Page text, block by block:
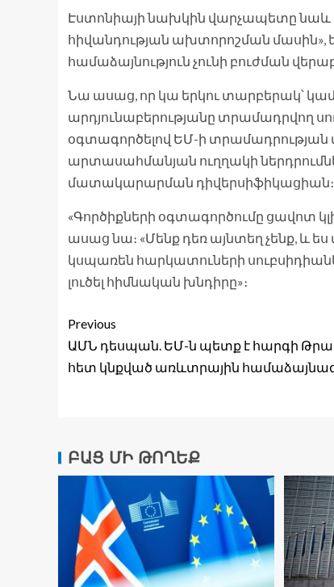
Էստոնիայի նախկին վարչապետը
հիվանդության ախտորոշման մասին»,
համաձայնություն չունի բուժման
Նա ասաց, որ կա երկու տարբերակ՝ կամ
արդյունաբերությանը տրամադրվող
օգտագործելով ԵՄ-ի տրամադրության
արտասահմանյան ուղղակի
մատակարարման դիվերսիֆիկացիան։
«Գործիքների օգտագործումը ցավոտ
ասաց նա։ «Մենք դեռ այնտեղ չենք, և
կսպառեն հարկատուների
լուծել հիմնական խնդիրը»։
Previous
ԱՄՆ դեսպան. ԵՄ-ն պետք է հարգի
հետ կնքված առևտրային
ԲԱՑ ՄԻ ԹՈՂԵՔ